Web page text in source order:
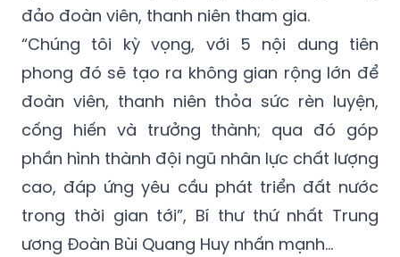
đảo đoàn viên, thanh niên tham gia.
“Chúng tôi kỳ vọng, với 5 nội dung tiên
phong đó sẽ tạo ra không gian rộng lớn để
đoàn viên, thanh niên thỏa sức rèn luyện,
cống hiến và trưởng thành; qua đó góp
phần hình thành đội ngũ nhân lực chất lượng
cao, đáp ứng yêu cầu phát triển đất nước
trong thời gian tới”, Bí thư thứ nhất Trung
ương Đoàn Bùi Quang Huy nhấn mạnh...